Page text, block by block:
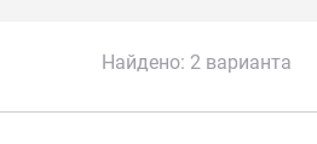
Найдено: 2 варианта